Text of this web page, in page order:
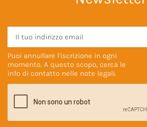
Puoi annullare l'iscrizione in ogni
momento. A questo scopo, cerca le
info di contatto nelle note legali.